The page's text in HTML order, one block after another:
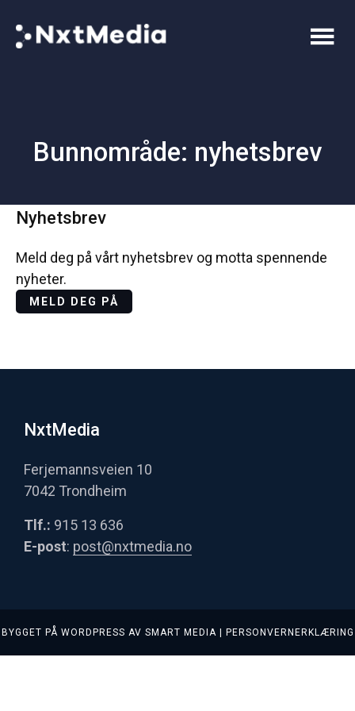
Bunnområde: nyhetsbrev
Nyhetsbrev
Meld deg på vårt nyhetsbrev og motta spennende
nyheter.
MELD DEG PÅ
NxtMedia
Ferjemannsveien 10
7042 Trondheim
Tlf.: 915 13 636
E-post: post@nxtmedia.no
BYGGET PÅ WORDPRESS AV SMART MEDIA| PERSONVERNERKLÆRING